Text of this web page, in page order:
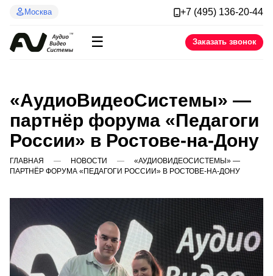
Москва +7 (495) 136-20-44
☰ Заказать звонок
«АудиоВидеоСистемы» —
партнёр форума «Педагоги
России» в Ростове-на-Дону
ГЛАВНАЯ НОВОСТИ
«АУДИОВИДЕОСИСТЕМЫ» —
ПАРТНЁР ФОРУМА «ПЕДАГОГИ РОССИИ» В РОСТОВЕ-НА-ДОНУ